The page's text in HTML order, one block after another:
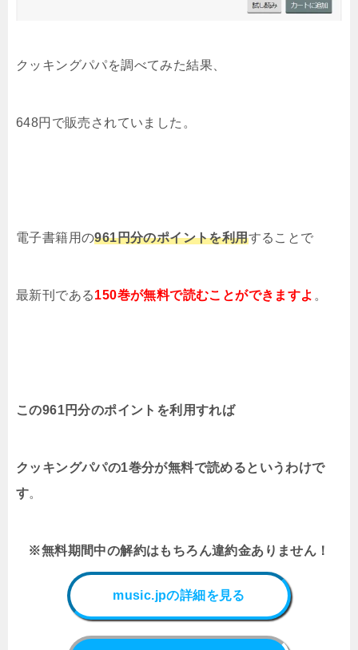
クッキングパパを調べてみた結果
648円で販売されていました。
電子書籍用の961円分のポイントを利用することで
最新刊である150巻が無料で読むことができますよ 。
この961円分のポイントを利用すれば
クッキングパパの1巻分が無料で読めるというわけで
す。
※無料期間中の解約はもちろん違約金ありません！
music.jpの詳細を見る